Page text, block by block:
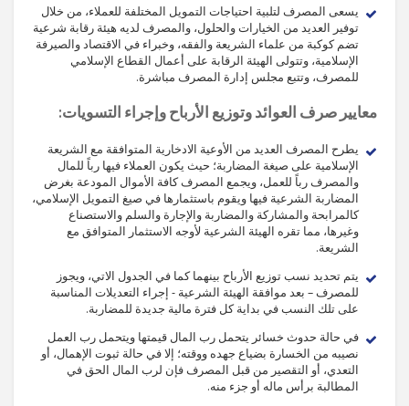
يسعى المصرف لتلبية احتياجات التمويل المختلفة للعملاء، من خلال
توفير العديد من الخيارات والحلول، والمصرف لديه هيئة رقابة شرعية
تضم كوكبة من علماء الشريعة والفقه، وخبراء في الاقتصاد والصيرفة
الإسلامية، وتتولى الهيئة الرقابة على أعمال القطاع الإسلامي
للمصرف، وتتبع مجلس إدارة المصرف مباشرة.
معايير صرف العوائد وتوزيع الأرباح وإجراء التسويات:
يطرح المصرف العديد من الأوعية الادخارية المتوافقة مع الشريعة
الإسلامية على صيغة المضاربة؛ حيث يكون العملاء فيها رباً للمال
والمصرف رباً للعمل، ويجمع المصرف كافة الأموال المودعة بغرض
المضاربة الشرعية فيها ويقوم باستثمارها في صيغ التمويل الإسلامي،
كالمرابحة والمشاركة والمضاربة والإجارة والسلم والاستصناع
وغيرها، مما تقره الهيئة الشرعية لأوجه الاستثمار المتوافق مع
الشريعة.
يتم تحديد نسب توزيع الأرباح بينهما كما في الجدول الاتي، ويجوز
للمصرف – بعد موافقة الهيئة الشرعية - إجراء التعديلات المناسبة
على تلك النسب في بداية كل فترة مالية جديدة للمضاربة.
في حالة حدوث خسائر يتحمل رب المال قيمتها ويتحمل رب العمل
نصيبه من الخسارة بضياع جهده ووقته؛ إلا في حالة ثبوت الإهمال، أو
التعدي، أو التقصير من قبل المصرف فإن لرب المال الحق في
المطالبة برأس ماله أو جزء منه.